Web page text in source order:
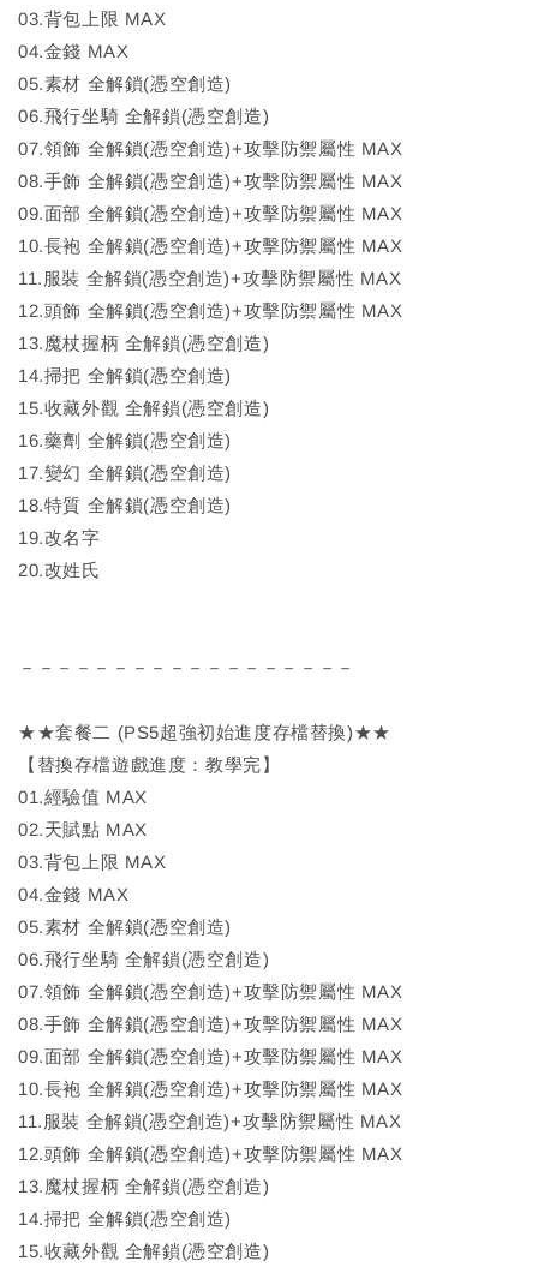
03.背包上限 MAX
04.金錢 MAX
05.素材 全解鎖(憑空創造)
06.飛行坐騎 全解鎖(憑空創造)
07.領飾 全解鎖(憑空創造)+攻擊防禦屬性 MAX
08.手飾 全解鎖(憑空創造)+攻擊防禦屬性 MAX
09.面部 全解鎖(憑空創造)+攻擊防禦屬性 MAX
10.長袍 全解鎖(憑空創造)+攻擊防禦屬性 MAX
11.服裝 全解鎖(憑空創造)+攻擊防禦屬性 MAX
12.頭飾 全解鎖(憑空創造)+攻擊防禦屬性 MAX
13.魔杖握柄 全解鎖(憑空創造)
14.掃把 全解鎖(憑空創造)
15.收藏外觀 全解鎖(憑空創造)
16.藥劑 全解鎖(憑空創造)
17.變幻 全解鎖(憑空創造)
18.特質 全解鎖(憑空創造)
19.改名字
20.改姓氏
－－－－－－－－－－－－－－－－－－
★★套餐二 (PS5超強初始進度存檔替換)★★
【替換存檔遊戲進度：教學完】
01.經驗值 MAX
02.天賦點 MAX
03.背包上限 MAX
04.金錢 MAX
05.素材 全解鎖(憑空創造)
06.飛行坐騎 全解鎖(憑空創造)
07.領飾 全解鎖(憑空創造)+攻擊防禦屬性 MAX
08.手飾 全解鎖(憑空創造)+攻擊防禦屬性 MAX
09.面部 全解鎖(憑空創造)+攻擊防禦屬性 MAX
10.長袍 全解鎖(憑空創造)+攻擊防禦屬性 MAX
11.服裝 全解鎖(憑空創造)+攻擊防禦屬性 MAX
12.頭飾 全解鎖(憑空創造)+攻擊防禦屬性 MAX
13.魔杖握柄 全解鎖(憑空創造)
14.掃把 全解鎖(憑空創造)
15.收藏外觀 全解鎖(憑空創造)